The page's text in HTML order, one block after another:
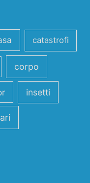
catastrofi
corpo
insetti